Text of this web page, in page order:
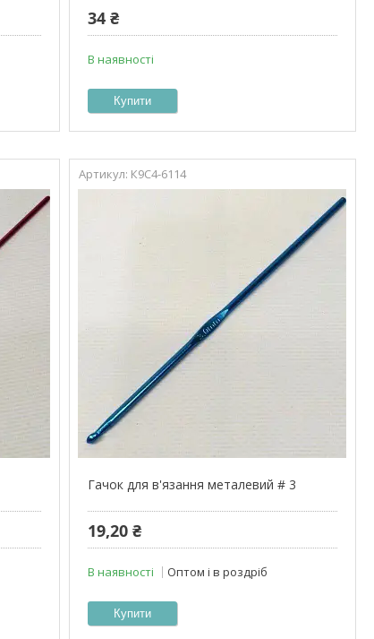
34 ₴
В наявності
Купити
К9С4-6114
Гачок для в'язання металевий # 3
19,20 ₴
В наявності Оптом і в роздріб
Купити